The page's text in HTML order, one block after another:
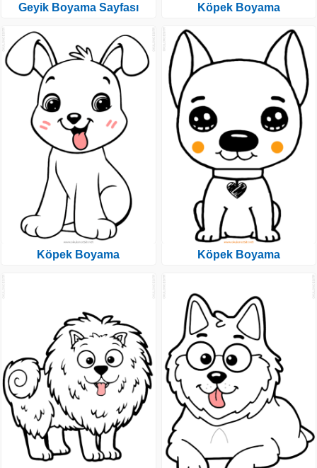
Geyik Boyama Sayfası
Köpek Boyama
Köpek Boyama
Köpek Boyama